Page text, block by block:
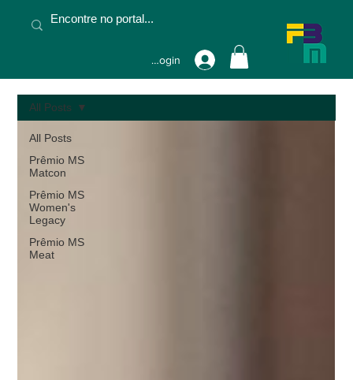
Fazer Login
All Posts
Prêmio MS
Matcon
Prêmio MS
Women's
Legacy
Prêmio MS
Meat
All Posts